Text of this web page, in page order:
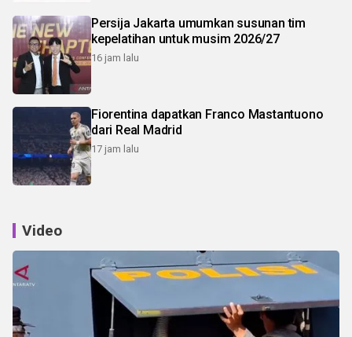
Persija Jakarta umumkan susunan tim
kepelatihan untuk musim 2026/27
16 jam lalu
Fiorentina dapatkan Franco Mastantuono
dari Real Madrid
17 jam lalu
Video